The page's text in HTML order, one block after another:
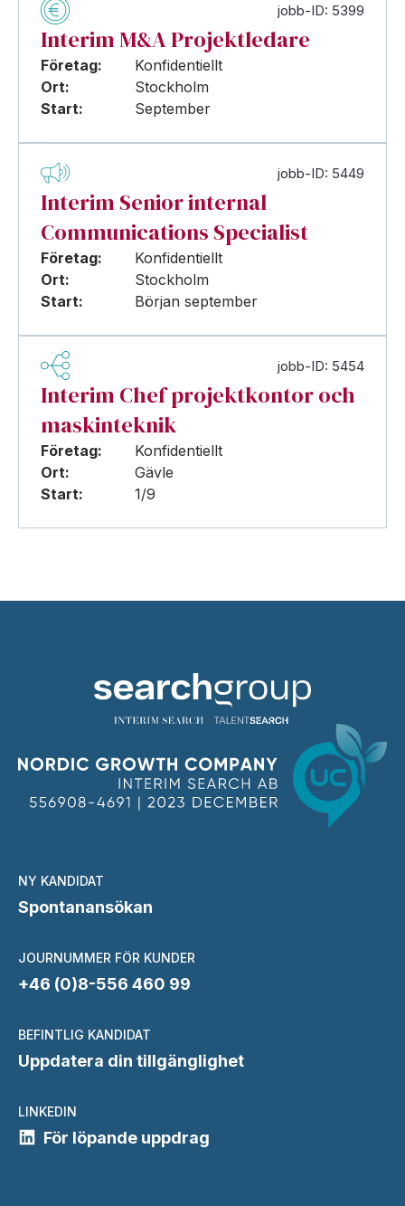
jobb-ID: 5399
Interim M&A Projektledare
Företag:
Konfidentiellt
Ort:
Stockholm
Start:
September
jobb-ID: 5449
Interim Senior internal
Communications Specialist
Företag:
Konfidentiellt
Ort:
Stockholm
Start:
Början september
jobb-ID: 5454
Interim Chef projektkontor och
maskinteknik
Företag:
Konfidentiellt
Ort:
Gävle
Start:
1/9
NY KANDIDAT
Spontanansökan
JOURNUMMER FÖR KUNDER
+46 (0)8-556 460 99
BEFINTLIG KANDIDAT
Uppdatera din tillgänglighet
LINKEDIN
För löpande uppdrag